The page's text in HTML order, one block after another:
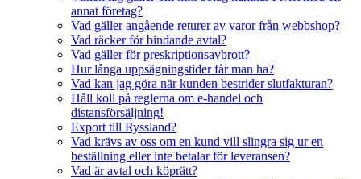
annat företag?
Vad gäller angående returer av varor från webbshop?
Vad räcker för bindande avtal?
Vad gäller för preskriptionsavbrott?
Hur långa uppsägningstider får man ha?
Vad kan jag göra när kunden bestrider slutfakturan?
Håll koll på reglerna om e-handel och
distansförsäljning!
Export till Ryssland?
Vad krävs av oss om en kund vill slingra sig ur en
beställning eller inte betalar för leveransen?
Vad är avtal och köprätt?